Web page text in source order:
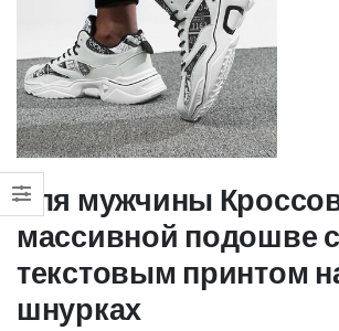
для мужчины
массивной подошве с
текстовым принтом
шнурках